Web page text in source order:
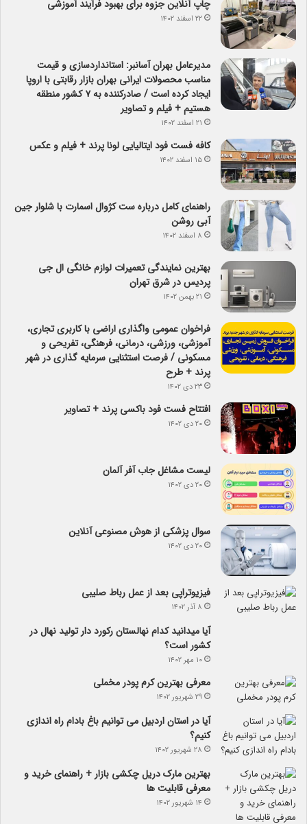
چاپ آنلاین جزوه برای بهبود فرآیند آموزشی
۲۲ اسفند ۱۴۰۲
مدیرعامل بهران آسانبر: استانداردسازی و قیمت
مناسب محصولات ایرانی بهران بازار رقابتی با اروپا
ایجاد کرده است / صادرکننده به ۷ کشور منطقه
هستیم + فیلم و تصاویر
۲۱ اسفند ۱۴۰۲
کافه فست فود ایتالیایی لونا پرند + فیلم و عکس
۱۵ اسفند ۱۴۰۲
راهنمای کامل درباره ست کژوال اسمارت با شلوار جین
آبی روشن
۸ اسفند ۱۴۰۲
بهترین نمایندگی تعمیرات لوازم خانگی ال جی
پردیس در شرق تهران
۲۱ بهمن ۱۴۰۲
فراخوان عمومی واگذاری اراضی با کاربری تجاری،
آموزشی، ورزشی، درمانی، فرهنگی، تفریحی و
مسکونی / فرصت استثنایی سرمایه گذاری در شهر
پرند + طرح
۲۳ دی ۱۴۰۲
افتتاح فست فود باکسی پرند + تصاویر
۲۰ دی ۱۴۰۲
لیست مشاغل جاب آفر آلمان
۲۰ دی ۱۴۰۲
سوال پزشکی از هوش مصنوعی آنلاین
۲۰ دی ۱۴۰۲
فیزیوتراپی بعد از عمل رباط صلیبی
۸ آذر ۱۴۰۲
آیا می­دانید کدام نهالستان رکورد دار تولید نهال­ در
کشور است؟
۱۰ مهر ۱۴۰۲
معرفی بهترین کرم پودر مخملی
۲۹ شهریور ۱۴۰۲
آیا در استان اردبیل می توانیم باغ بادام راه اندازی
کنیم؟
۲۸ شهریور ۱۴۰۲
بهترین مارک دریل چکشی بازار + راهنمای خرید و
معرفی قابلیت ها
۱۴ شهریور ۱۴۰۲